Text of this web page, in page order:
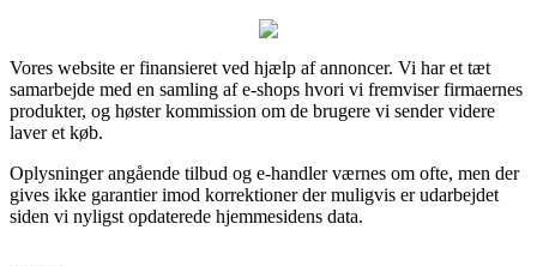
Vores website er finansieret ved hjælp af annoncer. Vi har et tæt
samarbejde med en samling af e-shops hvori vi fremviser firmaernes
produkter, og høster kommission om de brugere vi sender videre
laver et køb.
Oplysninger angående tilbud og e-handler værnes om ofte, men der
gives ikke garantier imod korrektioner der muligvis er udarbejdet
siden vi nyligst opdaterede hjemmesidens data.